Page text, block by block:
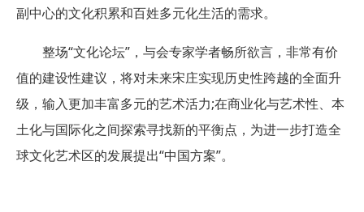
副中心的文化积累和百姓多元化生活的需求。
整场“文化论坛”，与会专家学者畅所欲言，非常有价
值的建设性建议，将对未来宋庄实现历史性跨越的全面升
级，输入更加丰富多元的艺术活力;在商业化与艺术性、本
土化与国际化之间探索寻找新的平衡点，为进一步打造全
球文化艺术区的发展提出“中国方案”。